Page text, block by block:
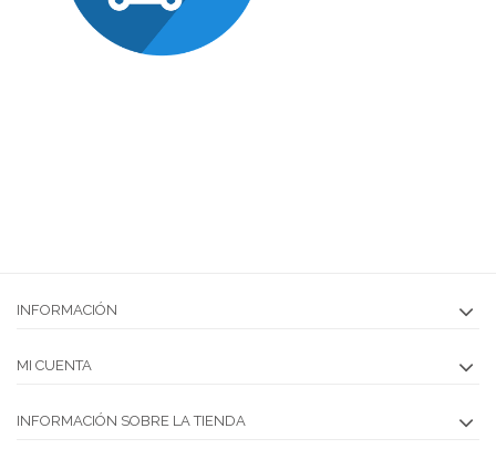
INFORMACIÓN
MI CUENTA
INFORMACIÓN SOBRE LA TIENDA